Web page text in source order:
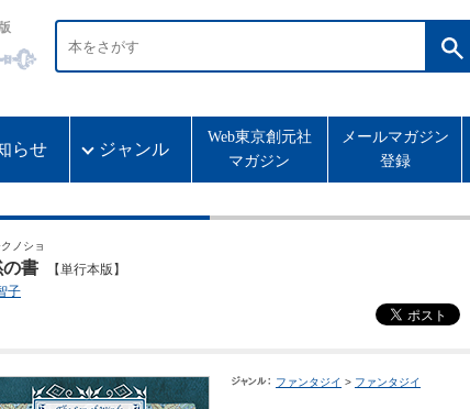
らせ ジャンル
Web東京創元社
マガジン
メールマガジン
登録
ノショ
書
【単行本版】
子
ファンタジイ > ファンタジイ